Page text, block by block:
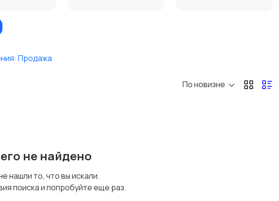
Продажа
По новизне
не найдено
нашли то, что вы искали.
поиска и попробуйте еще раз.